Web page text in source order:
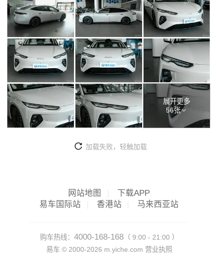
展开更多
56张
加载失败，轻触加载
网站地图
下载APP
易车国际站
香港站 马来西亚站
购车热线： 4000-168-168（ 9:00 - 21:00 ）
易车 © 2000-2026 m.yiche.com 营业执照